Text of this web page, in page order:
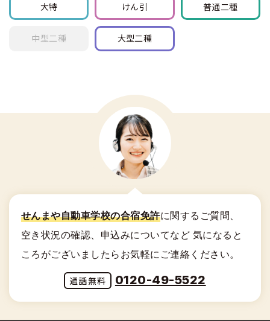
大特 けん引 普通二種
中型二種 大型二種
せんまや自動車学校の合宿免許に関する ご質問、
空き状況の確認、申込みについてなど 気になると
ころがございましたらお気軽にご連絡ください。
0120-49-5522